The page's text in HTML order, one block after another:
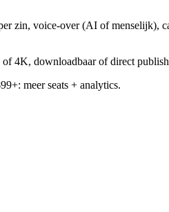
zin, voice-over (AI of menselijk),
4K, downloadbaar of direct
meer seats + analytics.